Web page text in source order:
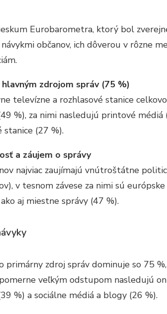
Eurobarometra, ktorý bol
občanov, ich dôverou v rôzne
zdrojom správ (75 %)
televízne a rozhlasové stanice
%), za nimi nasledujú printové
stanice (27 %).
a záujem o správy
najviac zaujímajú vnútroštátne
v tesnom závese za nimi sú
aj miestne správy (47 %).
primárny zdroj správ dominuje so 75
veľkým odstupom nasledujú
%) a sociálne médiá a blogy (26 %).